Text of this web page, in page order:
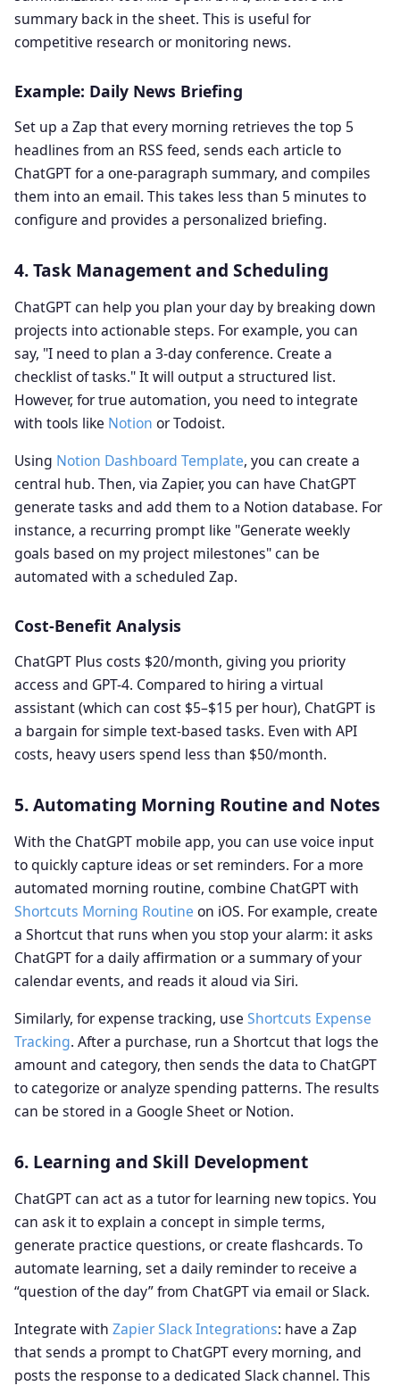
summary back in the sheet. This is useful for
competitive research or monitoring news.
Example: Daily News Briefing
Set up a Zap that every morning retrieves the top 5
headlines from an RSS feed, sends each article to
ChatGPT for a one-paragraph summary, and compiles
them into an email. This takes less than 5 minutes to
configure and provides a personalized briefing.
4. Task Management and Scheduling
ChatGPT can help you plan your day by breaking down
projects into actionable steps. For example, you can
say, "I need to plan a 3-day conference. Create a
checklist of tasks." It will output a structured list.
However, for true automation, you need to integrate
with tools like Notion or Todoist.
Using Notion Dashboard Template, you can create a
central hub. Then, via Zapier, you can have ChatGPT
generate tasks and add them to a Notion database. For
instance, a recurring prompt like "Generate weekly
goals based on my project milestones" can be
automated with a scheduled Zap.
Cost-Benefit Analysis
ChatGPT Plus costs $20/month, giving you priority
access and GPT-4. Compared to hiring a virtual
assistant (which can cost $5–$15 per hour), ChatGPT is
a bargain for simple text-based tasks. Even with API
costs, heavy users spend less than $50/month.
5. Automating Morning Routine and Notes
With the ChatGPT mobile app, you can use voice input
to quickly capture ideas or set reminders. For a more
automated morning routine, combine ChatGPT with
Shortcuts Morning Routine on iOS. For example, create
a Shortcut that runs when you stop your alarm: it asks
ChatGPT for a daily affirmation or a summary of your
calendar events, and reads it aloud via Siri.
Similarly, for expense tracking, use Shortcuts Expense
Tracking. After a purchase, run a Shortcut that logs the
amount and category, then sends the data to ChatGPT
to categorize or analyze spending patterns. The results
can be stored in a Google Sheet or Notion.
6. Learning and Skill Development
ChatGPT can act as a tutor for learning new topics. You
can ask it to explain a concept in simple terms,
generate practice questions, or create flashcards. To
automate learning, set a daily reminder to receive a
“question of the day” from ChatGPT via email or Slack.
Integrate with Zapier Slack Integrations: have a Zap
that sends a prompt to ChatGPT every morning, and
posts the response to a dedicated Slack channel. This